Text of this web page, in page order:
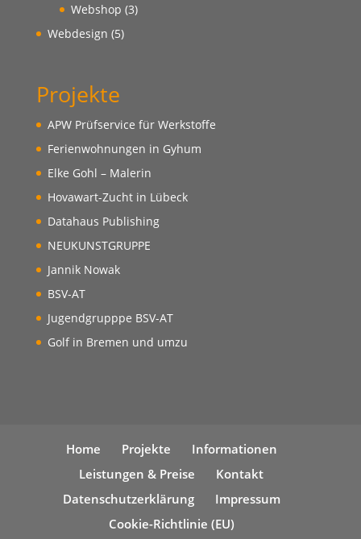
Webshop (3)
Webdesign (5)
Projekte
APW Prüfservice für Werkstoffe
Ferienwohnungen in Gyhum
Elke Gohl – Malerin
Hovawart-Zucht in Lübeck
Datahaus Publishing
NEUKUNSTGRUPPE
Jannik Nowak
BSV-AT
Jugendgrupppe BSV-AT
Golf in Bremen und umzu
Home Projekte
Informationen
Leistungen & Preise
Kontakt
Datenschutzerklärung
Impressum
Cookie-Richtlinie (EU)